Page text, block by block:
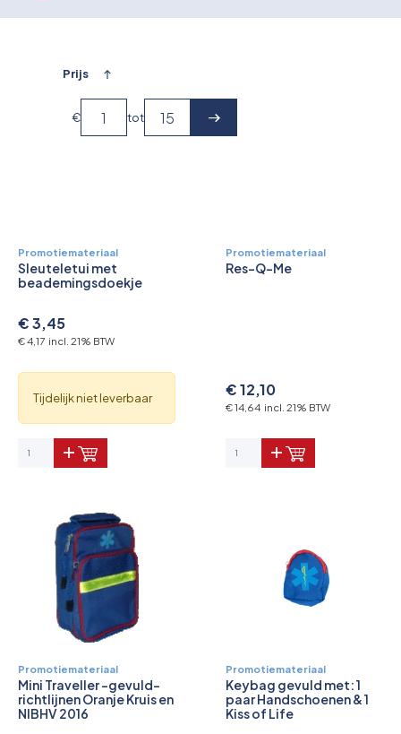
Verbandmiddelen
Stop de Bloeding
Pictogrammen
Prijs
€ tot
Promotiemateriaal
Sleuteletui met
beademingsdoekje
€ 3,45
€ 4,17 incl. 21% BTW
Tijdelijk niet leverbaar
Promotiemateriaal
Res-Q-Me
€ 12,10
€ 14,64 incl. 21% BTW
Promotiemateriaal
Mini Traveller -gevuld-
richtlijnen Oranje Kruis en
NIBHV 2016
Promotiemateriaal
Keybag gevuld met: 1
paar Handschoenen & 1
Kiss of Life